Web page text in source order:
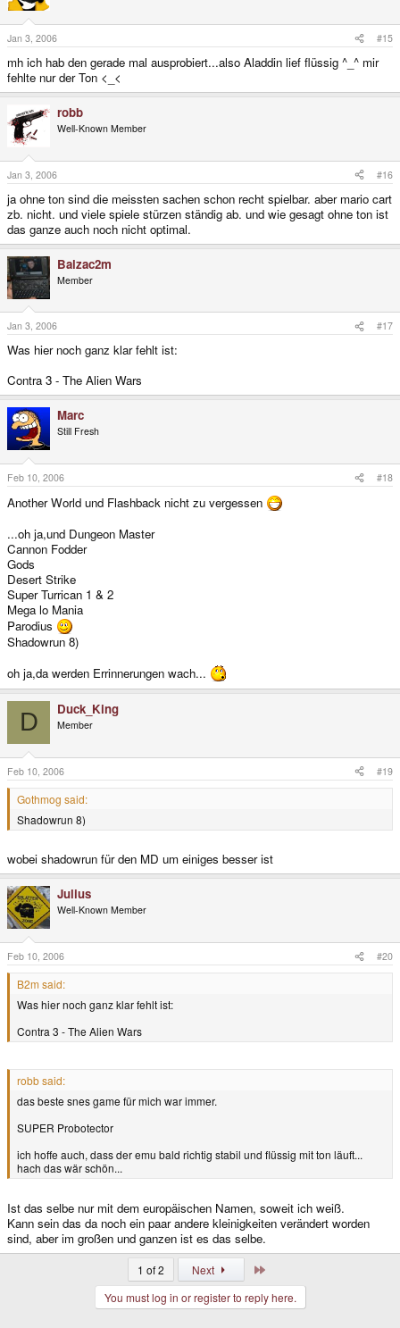
Jan 3, 2006 #15
mh ich hab den gerade mal ausprobiert...also Aladdin lief flüssig ^_^ mir
fehlte nur der Ton <_<
robb
Well-Known Member
Jan 3, 2006 #16
ja ohne ton sind die meissten sachen schon recht spielbar. aber mario cart
zb. nicht. und viele spiele stürzen ständig ab. und wie gesagt ohne ton ist
das ganze auch noch nicht optimal.
Balzac2m
Member
Jan 3, 2006 #17
Was hier noch ganz klar fehlt ist:
Contra 3 - The Alien Wars
Marc
Still Fresh
Feb 10, 2006 #18
Another World und Flashback nicht zu vergessen
...oh ja,und Dungeon Master
Cannon Fodder
Gods
Desert Strike
Super Turrican 1 & 2
Mega lo Mania
Parodius
Shadowrun 8)
oh ja,da werden Errinnerungen wach...
D Duck_King
Member
Feb 10, 2006 #19
Gothmog said:
Shadowrun 8)
wobei shadowrun für den MD um einiges besser ist
Julius
Well-Known Member
Feb 10, 2006 #20
B2m said:
Was hier noch ganz klar fehlt ist:
Contra 3 - The Alien Wars
robb said:
das beste snes game für mich war immer.
SUPER Probotector
ich hoffe auch, dass der emu bald richtig stabil und flüssig mit ton läuft...
hach das wär schön...
Ist das selbe nur mit dem europäischen Namen, soweit ich weiß.
Kann sein das da noch ein paar andere kleinigkeiten verändert worden
sind, aber im großen und ganzen ist es das selbe.
1 of 2 Next
You must log in or register to reply here.